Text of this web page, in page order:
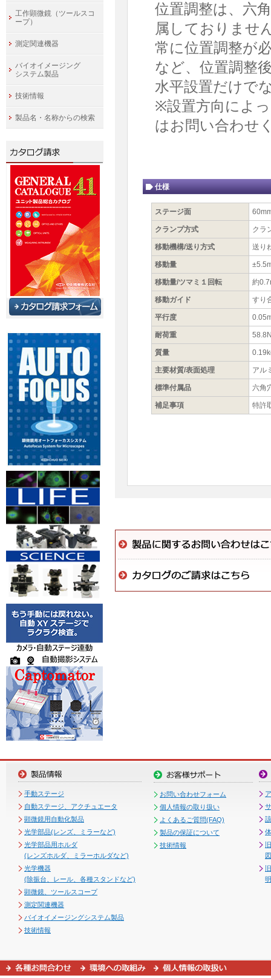
位置調整は、六
属しておりませ
常に位置調整が
など、位置調整
水平設置だけで
※設置方向によ
はお問い合わせ
仕様
ステージ面
クランプ方式 クラ
移動機構/送り方式 送り
移動量
移動量/ツマミ１回転 約
移動ガイド すり
平行度
耐荷重
質量
主要材質/表面処理 アル
標準付属品 六角
補足事項 特許
工作顕微鏡（ツールスコ
ープ）
測定関連機器
バイオイメージング
システム製品
技術情報
製品名・名称からの検索
手動ステージ
自動ステージ、アクチュエータ
顕微鏡用自動化製品
光学部品(レンズ、ミラーなど)
光学部品用ホルダ
(レンズホルダ、ミラーホルダなど)
光学機器
(除振台、レール、各種スタンドなど)
顕微鏡、ツールスコープ
測定関連機器
バイオイメージングシステム製品
技術情報
お問い合わせフォーム
個人情報の取り扱い
よくあるご質問(FAQ)
製品の保証について
技術情報